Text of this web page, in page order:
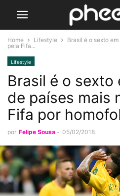
Home Lifestyle
Brasil é o sexto
pela Fifa...
Lifestyle
Brasil é o sexto
de países mais
Fifa por
por Felipe Sousa - 05/02/2018